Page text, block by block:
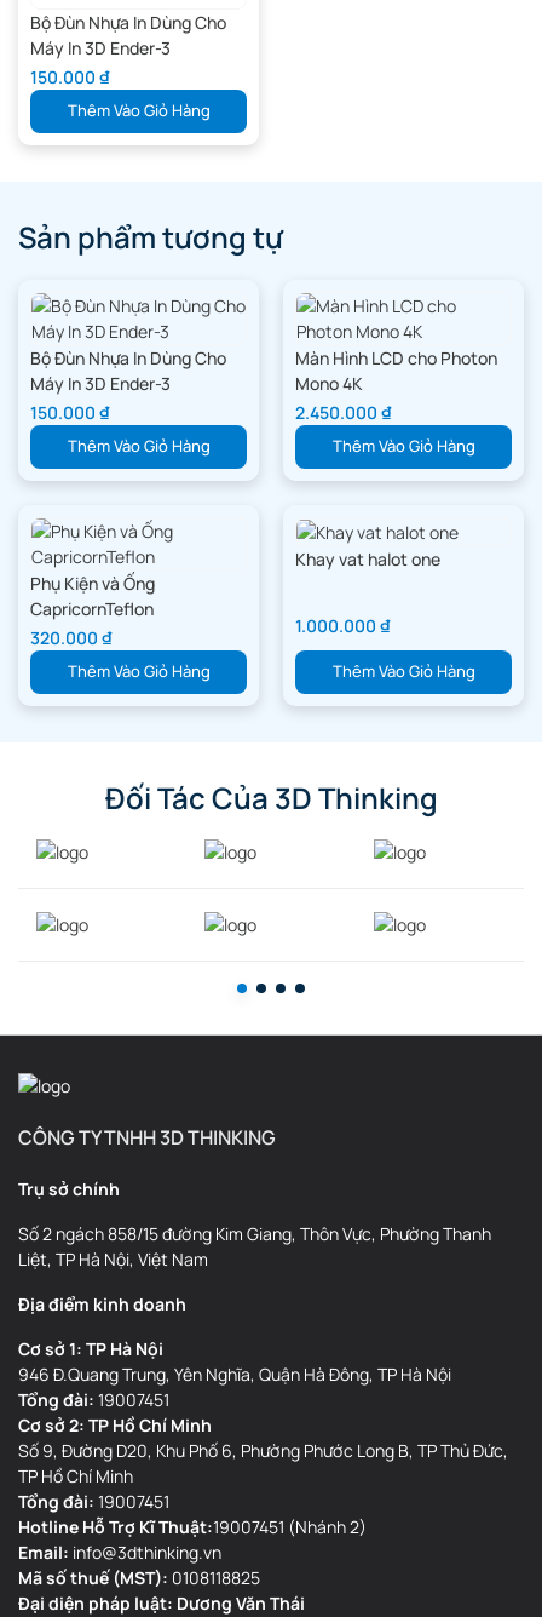
Bộ Đùn Nhựa In Dùng Cho
Máy In 3D Ender-3
150.000 ₫
Thêm Vào Giỏ Hàng
Sản phẩm tương tự
Bộ Đùn Nhựa In Dùng Cho
Máy In 3D Ender-3
150.000 ₫
Thêm Vào Giỏ Hàng
Màn Hình LCD cho Photon
Mono 4K
2.450.000 ₫
Thêm Vào Giỏ Hàng
Phụ Kiện và Ống
CapricornTeflon
320.000 ₫
Thêm Vào Giỏ Hàng
Khay vat halot one
1.000.000 ₫
Thêm Vào Giỏ Hàng
Đối Tác Của 3D Thinking
CÔNG TY TNHH 3D THINKING
Trụ sở chính
Số 2 ngách 858/15 đường Kim Giang, Thôn Vực, Phường Thanh
Liệt, TP Hà Nội, Việt Nam
Địa điểm kinh doanh
Cơ sở 1: TP Hà Nội
946 Đ.Quang Trung, Yên Nghĩa, Quận Hà Đông, TP Hà Nội
Tổng đài: 19007451
Cơ sở 2: TP Hồ Chí Minh
Số 9, Đường D20, Khu Phố 6, Phường Phước Long B, TP Thủ Đức,
TP Hồ Chí Minh
Tổng đài: 19007451
Hotline Hỗ Trợ Kĩ Thuật:19007451 (Nhánh 2)
Email: info@3dthinking.vn
Mã số thuế (MST): 0108118825
Đại diện pháp luật: Dương Văn Thái